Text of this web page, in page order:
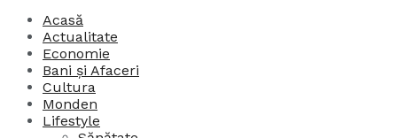
Acasă
Actualitate
Economie
Bani și Afaceri
Cultura
Monden
Lifestyle